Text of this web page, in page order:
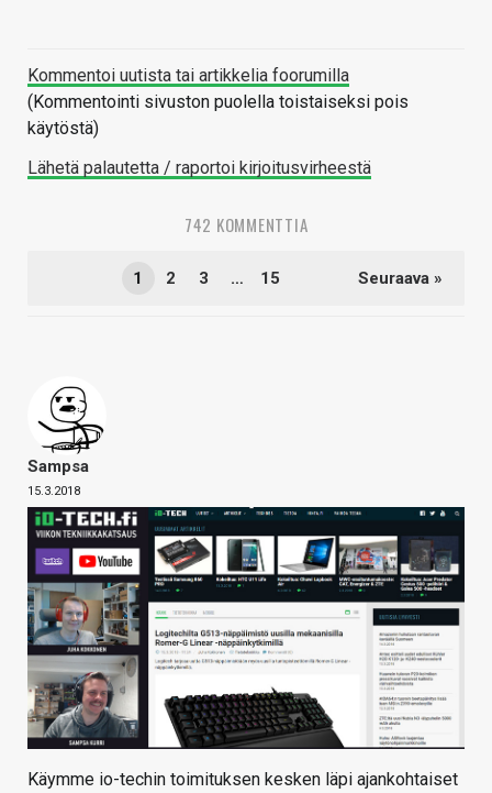
Kommentoi uutista tai artikkelia foorumilla
(Kommentointi sivuston puolella toistaiseksi pois
käytöstä)
Lähetä palautetta / raportoi kirjoitusvirheestä
742 KOMMENTTIA
1 2 3 … 15 Seuraava »
Sampsa
15.3.2018
Käymme io-techin toimituksen kesken läpi ajankohtaiset